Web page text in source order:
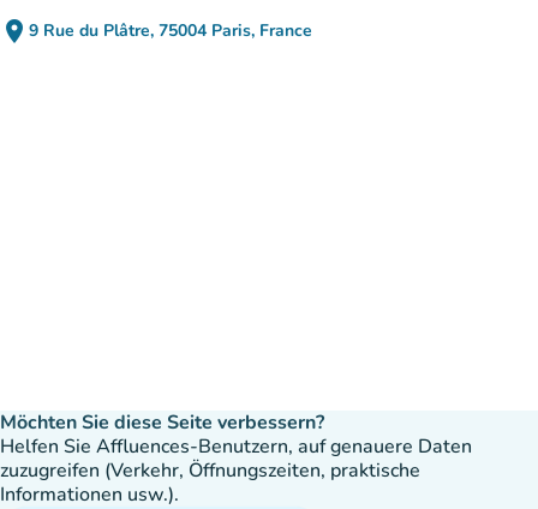
place 9 Rue du Plâtre, 75004 Paris, France
(in Google Maps öffnen)
(new tab)
Möchten Sie diese Seite verbessern?
Helfen Sie Affluences-Benutzern, auf genauere Daten
zuzugreifen (Verkehr, Öffnungszeiten, praktische
Informationen usw.).